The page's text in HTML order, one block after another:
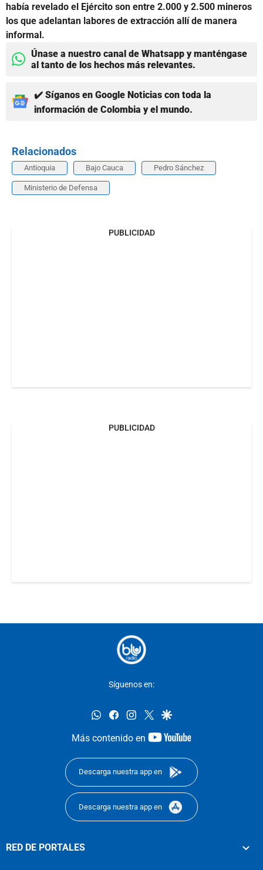
había revelado el Ejército son entre 2.000 y 2.500 mineros
los que adelantan labores de extracción allí de manera
informal.
Únase a nuestro canal de Whatsapp y manténgase
al tanto de los hechos más relevantes.
✔️ Síganos en Google Noticias con toda la
información de Colombia y el mundo.
Relacionados
Antioquia Bajo Cauca Pedro Sánchez
Ministerio de Defensa
PUBLICIDAD
PUBLICIDAD
Síguenos en:
whatsappfacebookinstagram
twittergoogle
Más contenido en
youtube-
Descarga nuestra app en
Descarga nuestra app en
RED DE PORTALES